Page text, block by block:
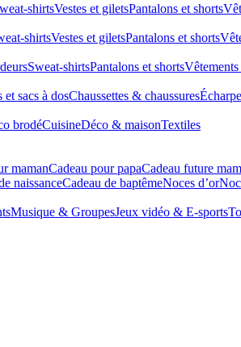
shirtsVestes et giletsPantalons et shorts
shirtsVestes et giletsPantalons et shorts
Sweat-shirtsPantalons et shorts
et sacs à dosChaussettes & chaussures
brodéCuisineDéco & maisonTextiles
mamanCadeau pour papaCadeau future
naissanceCadeau de baptêmeNoces d’or
Musique & GroupesJeux vidéo & E-sports